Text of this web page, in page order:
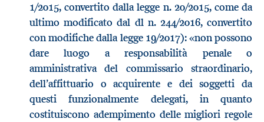
1/2015, convertito dalla legge n. 20/2015, come da
ultimo modificato dal dl n. 244/2016, convertito
con modifiche dalla legge 19/2017): «non possono
dare luogo a responsabilità penale o
amministrativa del commissario straordinario,
dell’affittuario o acquirente e dei soggetti da
questi funzionalmente delegati, in quanto
costituiscono adempimento delle migliori regole